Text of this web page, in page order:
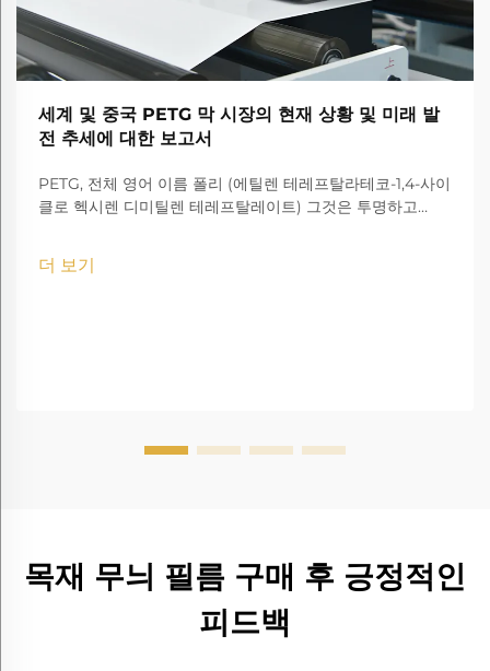
세계 및 중국 PETG 막 시장의 현재 상황 및 미래 발
전 추세에 대한 보고서
PETG, 전체 영어 이름 폴리 (에틸렌 테레프탈라테코-1,4-사이
클로 헥시렌 디미틸렌 테레프탈레이트) 그것은 투명하고
더 보기
목재 무늬 필름 구매 후 긍정적인
피드백